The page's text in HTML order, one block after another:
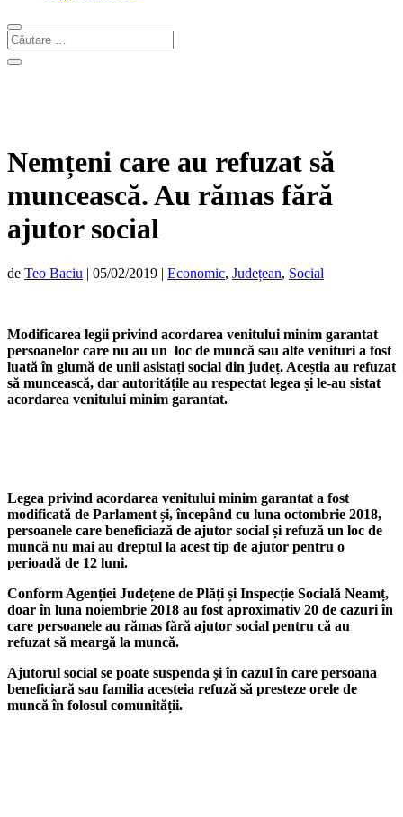
Nemțeni care au refuzat să
muncească. Au rămas fără
ajutor social
de Teo Baciu | 05/02/2019 | Economic, Județean, Social
Modificarea legii privind acordarea venitului minim garantat
persoanelor care nu au un loc de muncă sau alte venituri a fost
luată în glumă de unii asistați social din județ. Aceștia au refuzat
să muncească, dar autoritățile au respectat legea și le-au sistat
acordarea venitului minim garantat.
Legea privind acordarea venitului minim garantat a fost
modificată de Parlament și, începând cu luna octombrie 2018,
persoanele care beneficiază de ajutor social și refuză un loc de
muncă nu mai au dreptul la acest tip de ajutor pentru o
perioadă de 12 luni.
Conform Agenției Județene de Plăți și Inspecție Socială Neamț,
doar în luna noiembrie 2018 au fost aproximativ 20 de cazuri în
care persoanele au rămas fără ajutor social pentru că au
refuzat să meargă la muncă.
Ajutorul social se poate suspenda și în cazul în care persoana
beneficiară sau familia acesteia refuză să presteze orele de
muncă în folosul comunității.